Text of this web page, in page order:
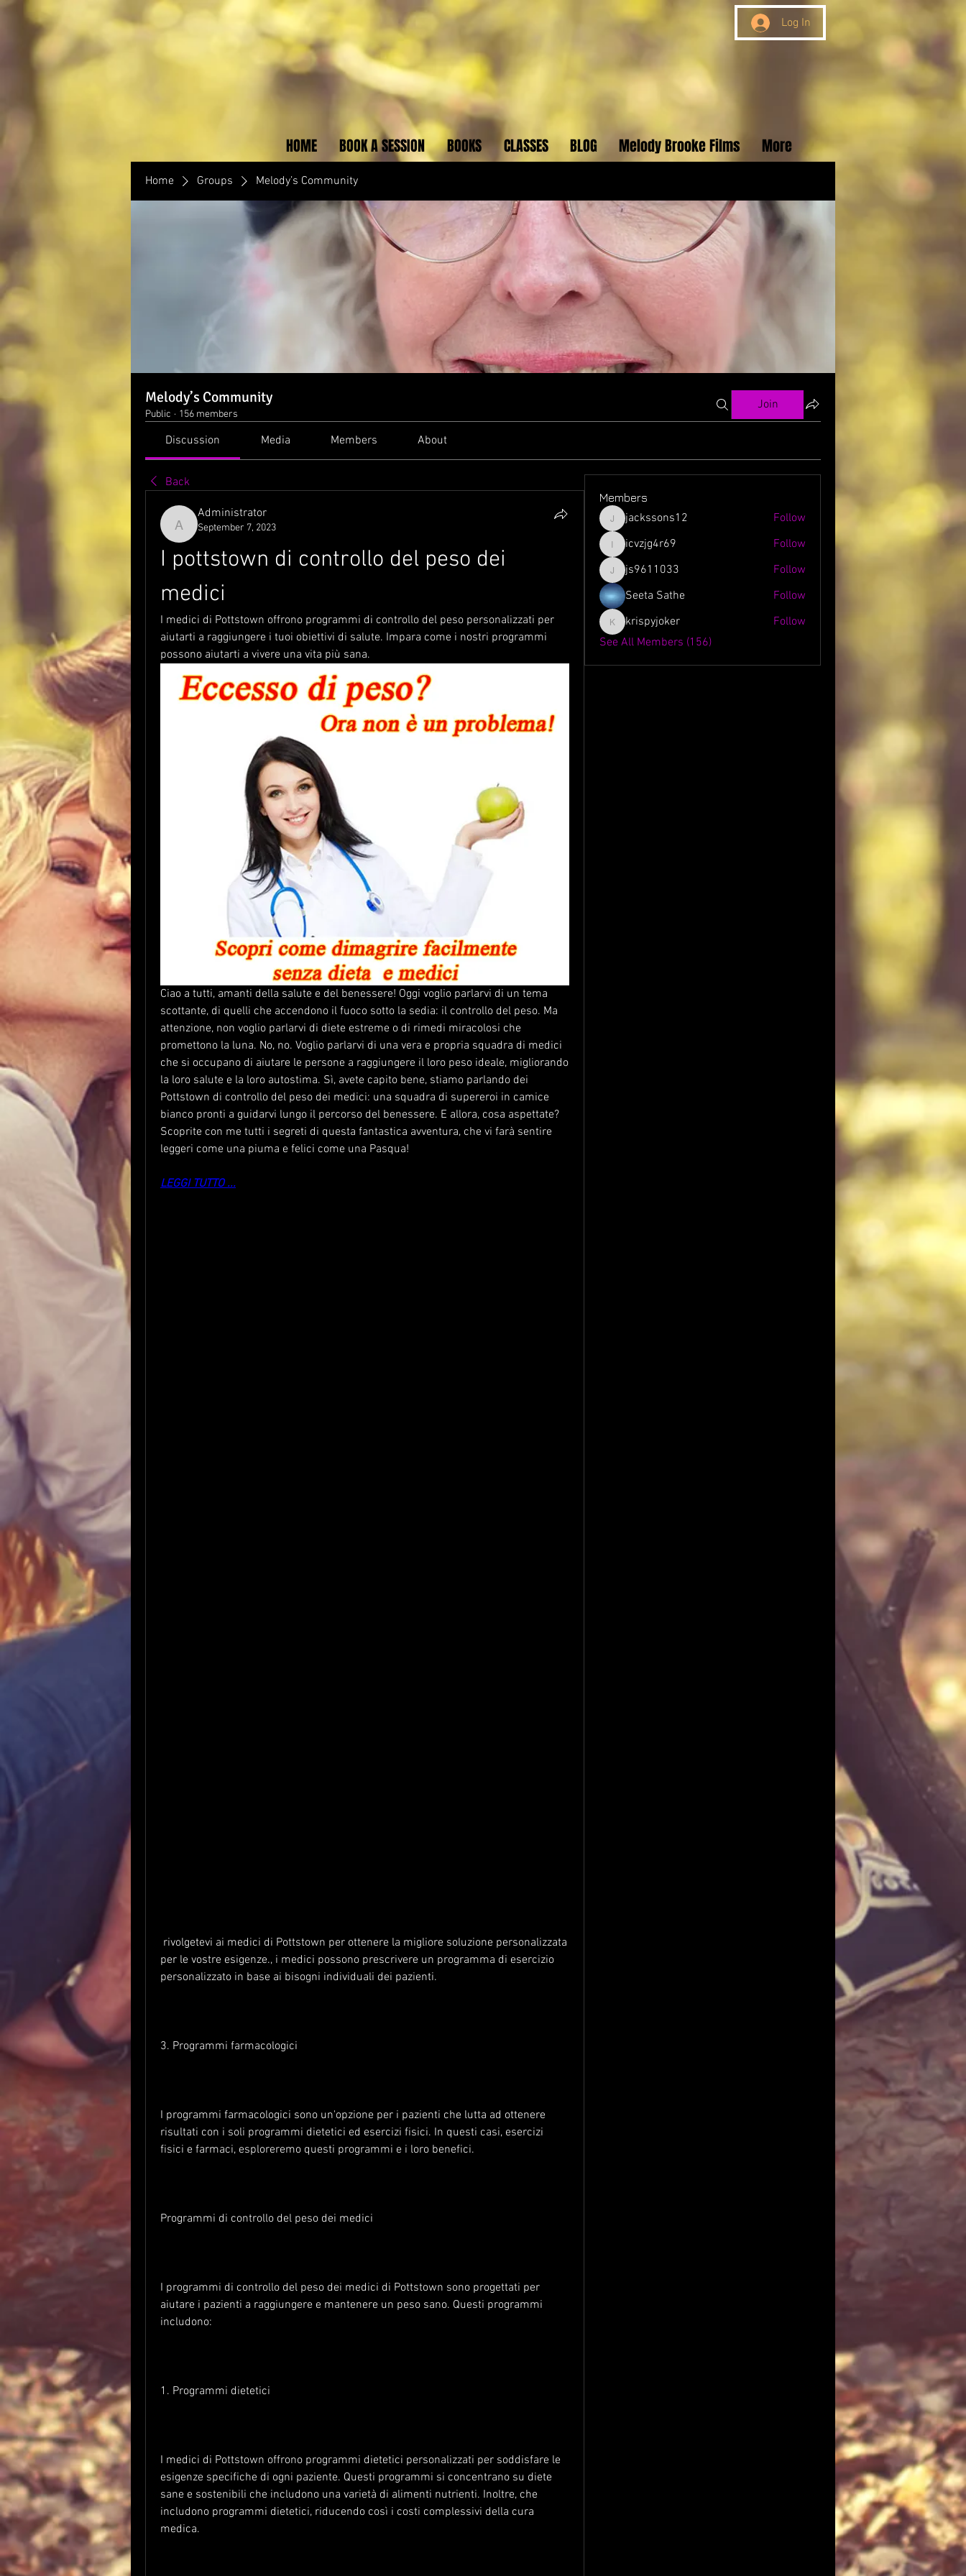
Log In
HOME BOOK A SESSION BOOKS CLASSES BLOG Melody Brooke Films More
Home Groups Melody’s Community
Melody’s Community
Public · 156 members
Join
Discussion Media Members About
Back
Administrator
Administrator
September 7, 2023
I pottstown di controllo del peso dei
medici
I medici di Pottstown offrono programmi di controllo del peso personalizzati per
aiutarti a raggiungere i tuoi obiettivi di salute. Impara come i nostri programmi
possono aiutarti a vivere una vita più sana.
Ciao a tutti, amanti della salute e del benessere! Oggi voglio parlarvi di un tema
scottante, di quelli che accendono il fuoco sotto la sedia: il controllo del peso. Ma
attenzione, non voglio parlarvi di diete estreme o di rimedi miracolosi che
promettono la luna. No, no. Voglio parlarvi di una vera e propria squadra di medici
che si occupano di aiutare le persone a raggiungere il loro peso ideale, migliorando
la loro salute e la loro autostima. Sì, avete capito bene, stiamo parlando dei
Pottstown di controllo del peso dei medici: una squadra di supereroi in camice
bianco pronti a guidarvi lungo il percorso del benessere. E allora, cosa aspettate?
Scoprite con me tutti i segreti di questa fantastica avventura, che vi farà sentire
leggeri come una piuma e felici come una Pasqua!
LEGGI TUTTO ...
per le vostre esigenze., i medici possono prescrivere un programma di esercizio
personalizzato in base ai bisogni individuali dei pazienti.
3. Programmi farmacologici
I programmi farmacologici sono un'opzione per i pazienti che lutta ad ottenere
risultati con i soli programmi dietetici ed esercizi fisici. In questi casi, esercizi
fisici e farmaci, esploreremo questi programmi e i loro benefici.
Programmi di controllo del peso dei medici
I programmi di controllo del peso dei medici di Pottstown sono progettati per
aiutare i pazienti a raggiungere e mantenere un peso sano. Questi programmi
includono:
1. Programmi dietetici
I medici di Pottstown offrono programmi dietetici personalizzati per soddisfare le
esigenze specifiche di ogni paziente. Questi programmi si concentrano su diete
sane e sostenibili che includono una varietà di alimenti nutrienti. Inoltre, che
includono programmi dietetici, riducendo così i costi complessivi della cura
medica.
Members
jackssons12
jackssons12 Follow
icvzjg4r69
icvzjg4r69 Follow
js9611033
js9611033
Follow
Seeta Sathe
Follow
krispyjoker
krispyjoker
Follow
See All Members (156)